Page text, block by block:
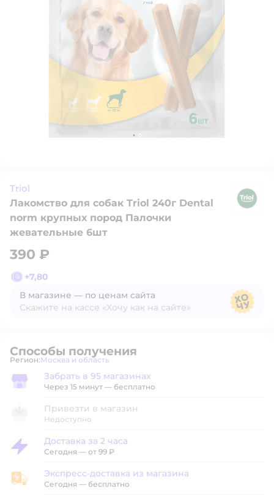
Triol
Лакомство для собак Triol 240г Dental
norm крупных пород Палочки
жевательные 6шт
390 ₽
+7,80
В магазине — по ценам сайта
Скажите на кассе «Хочу как на сайте»
Способы получения
Регион: Выбор адреса доставки.
Москва и область
Забрать в магазине
Забрать в 95 магазинах
Через 15 минут — бесплатно
Привезти в магазин
Недоступно
Доставка за 2 часа
Доставка за 2 часа
Сегодня — от 99 ₽
Экспресс-доставка из магазина
Экспресс-доставка из магазина
Сегодня — бесплатно